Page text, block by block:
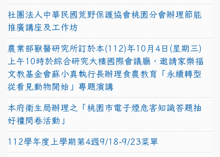
社團法人中華民國荒野保護協會桃園分會辦理節能
推廣講座及工作坊
農業部獸醫研究所訂於本(112)年10月4日(星期三)
上午10時於綜合研究大樓國際會議廳，邀請家樂福
文教基金會蘇小真執行長辦理食農教育「永續轉型
從看見動物開始」專題演講
本府衛生局辦理之「桃園市電子煙危害知識答題抽
好禮問卷活動」
112學年度上學期第4週9/18-9/23菜單